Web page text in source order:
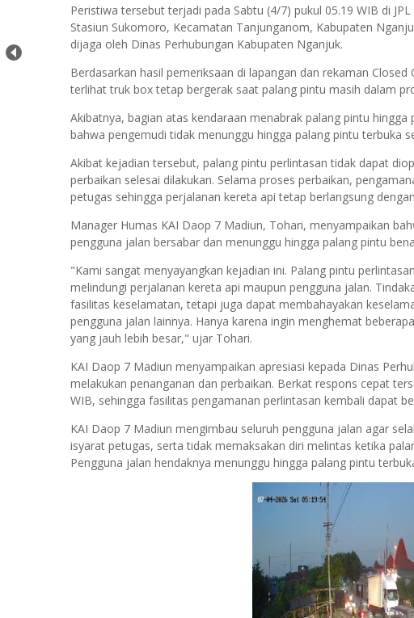
Peristiwa tersebut terjadi pada Sabtu (4/7) pukul 05.19 WIB di
Stasiun Sukomoro, Kecamatan Tanjunganom, Kabupaten
dijaga oleh Dinas Perhubungan Kabupaten Nganjuk.
Berdasarkan hasil pemeriksaan di lapangan dan rekaman
terlihat truk box tetap bergerak saat palang pintu masih dalam
Akibatnya, bagian atas kendaraan menabrak palang pintu
bahwa pengemudi tidak menunggu hingga palang pintu terbuka
Akibat kejadian tersebut, palang pintu perlintasan tidak dapat
perbaikan selesai dilakukan. Selama proses perbaikan,
petugas sehingga perjalanan kereta api tetap berlangsung
Manager Humas KAI Daop 7 Madiun, Tohari, menyampaikan
pengguna jalan bersabar dan menunggu hingga palang pintu
"Kami sangat menyayangkan kejadian ini. Palang pintu
melindungi perjalanan kereta api maupun pengguna jalan.
fasilitas keselamatan, tetapi juga dapat membahayakan
pengguna jalan lainnya. Hanya karena ingin menghemat
yang jauh lebih besar," ujar Tohari.
KAI Daop 7 Madiun menyampaikan apresiasi kepada Dinas
melakukan penanganan dan perbaikan. Berkat respons cepat
WIB, sehingga fasilitas pengamanan perlintasan kembali dapat
KAI Daop 7 Madiun mengimbau seluruh pengguna jalan agar
isyarat petugas, serta tidak memaksakan diri melintas ketika
Pengguna jalan hendaknya menunggu hingga palang pintu